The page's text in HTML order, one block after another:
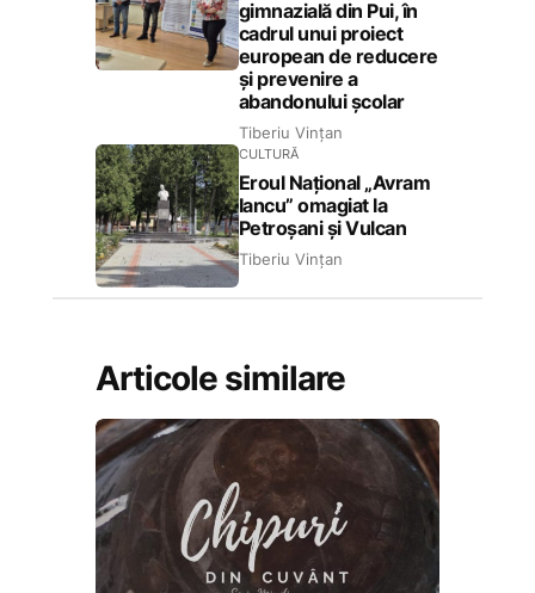
gimnazială din Pui, în
cadrul unui proiect
european de reducere
și prevenire a
abandonului școlar
Tiberiu Vințan
CULTURĂ
Eroul Național „Avram
Iancu” omagiat la
Petroșani și Vulcan
Tiberiu Vințan
Articole similare